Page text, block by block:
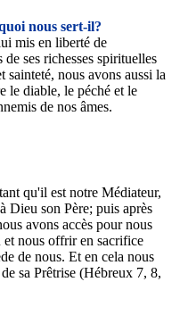
nous sert-il?
mis en liberté de
ses richesses spirituelles
sainteté, nous avons aussi la
le diable, le péché et le
de nos âmes.
qu'il est notre Médiateur,
Dieu son Père; puis après
avons accès pour nous
et nous offrir en sacrifice
de nous. Et en cela nous
sa Prêtrise (Hébreux 7, 8,